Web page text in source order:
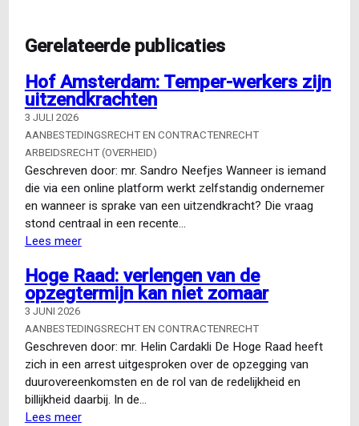
Gerelateerde publicaties
Hof Amsterdam: Temper-werkers zijn
uitzendkrachten
3 JULI 2026
AANBESTEDINGSRECHT EN CONTRACTENRECHT
ARBEIDSRECHT (OVERHEID)
Geschreven door: mr. Sandro Neefjes Wanneer is iemand
die via een online platform werkt zelfstandig ondernemer
en wanneer is sprake van een uitzendkracht? Die vraag
stond centraal in een recente…
Lees meerover
Amsterdam:
Temper-
zijn
uitzendkrachten
Hoge Raad: verlengen van de
opzegtermijn kan niet zomaar
3 JUNI 2026
AANBESTEDINGSRECHT EN CONTRACTENRECHT
Geschreven door: mr. Helin Cardakli De Hoge Raad heeft
zich in een arrest uitgesproken over de opzegging van
duurovereenkomsten en de rol van de redelijkheid en
billijkheid daarbij. In de…
Lees meerover